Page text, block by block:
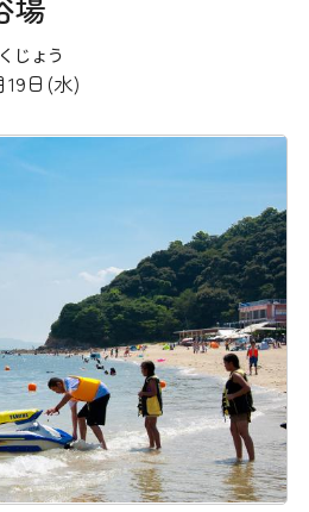
じょう
19日(水)